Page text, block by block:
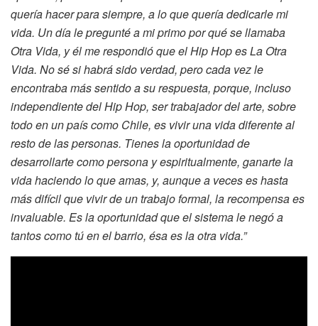
quería hacer para siempre, a lo que quería dedicarle mi
vida. Un día le pregunté a mi primo por qué se llamaba
Otra Vida, y él me respondió que el Hip Hop es La Otra
Vida. No sé si habrá sido verdad, pero cada vez le
encontraba más sentido a su respuesta, porque, incluso
independiente del Hip Hop, ser trabajador del arte, sobre
todo en un país como Chile, es vivir una vida diferente al
resto de las personas. Tienes la oportunidad de
desarrollarte como persona y espiritualmente, ganarte la
vida haciendo lo que amas, y, aunque a veces es hasta
más difícil que vivir de un trabajo formal, la recompensa es
invaluable. Es la oportunidad que el sistema le negó a
tantos como tú en el barrio, ésa es la otra vida.”